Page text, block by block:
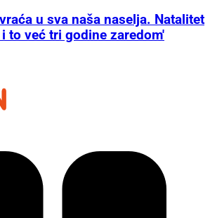
u sva naša naselja. Natalitet
to već tri godine zaredom'